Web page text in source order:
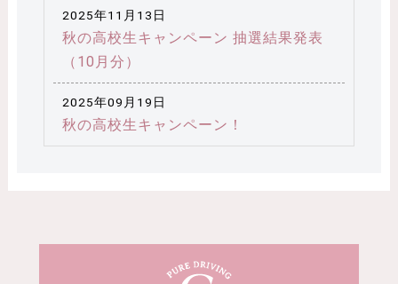
2025年11月13日
秋の高校生キャンペーン 抽選結果発表
（10月分）
2025年09月19日
秋の高校生キャンペーン！